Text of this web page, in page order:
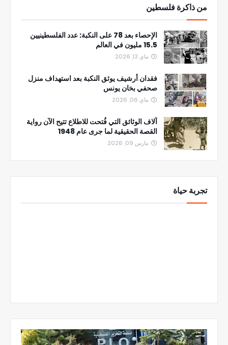
من ذاكرة فلسطين
الإحصاء بعد 78 على النكبة: عدد الفلسطينيين
15.5 مليون في العالم
ماي 13, 2026
فقدان أرشيف يوثق النكبة بعد استهداف منزل
صحفي بخان يونس
ماي 06, 2026
آلاف الوثائق التي فُتحت للاطلاع تتيح الآن رواية
القصة الحقيقية لما جرى عام 1948
مارس 09, 2026
تجربة حياة